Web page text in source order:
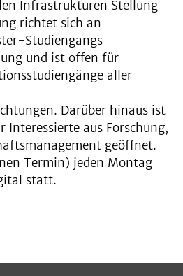
Infrastrukturen Stellung
richtet sich an
Studiengangs
und ist offen für
aller
Darüber hinaus ist
Interessierte aus Forschung,
geöffnet.
Termin) jeden Montag
statt.